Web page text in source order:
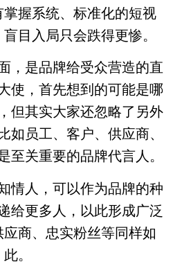
握系统、标准化的短视
目入局只会跌得更惨。
，是品牌给受众营造的直
使，首先想到的可能是哪
但其实大家还忽略了另外
如员工、客户、供应商、
至关重要的品牌代言人。
情人，可以作为品牌的种
给更多人，以此形成广泛
商、忠实粉丝等同样如
此。